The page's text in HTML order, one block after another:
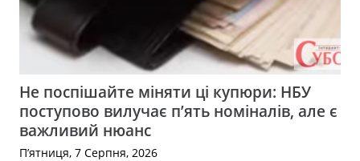
Не поспішайте міняти ці купюри: НБУ
поступово вилучає п’ять номіналів, але є
важливий нюанс
П’ятниця, 7 Серпня, 2026